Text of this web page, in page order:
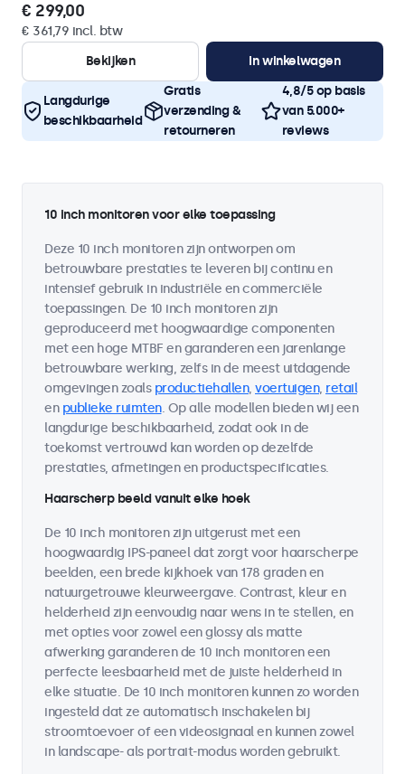
€ 299,00
€ 361,79 incl. btw
Bekijken
In winkelwagen
Langdurige
beschikbaarheid
Gratis
verzending &
retourneren
4,8/5 op basis
van 5.000+
reviews
10 inch monitoren voor elke toepassing
Deze 10 inch monitoren zijn ontworpen om
betrouwbare prestaties te leveren bij continu en
intensief gebruik in industriële en commerciële
toepassingen. De 10 inch monitoren zijn
geproduceerd met hoogwaardige componenten
met een hoge MTBF en garanderen een jarenlange
betrouwbare werking, zelfs in de meest uitdagende
omgevingen zoals productiehallen, voertuigen, retail
en publieke ruimten. Op alle modellen bieden wij een
langdurige beschikbaarheid, zodat ook in de
toekomst vertrouwd kan worden op dezelfde
prestaties, afmetingen en productspecificaties.
Haarscherp beeld vanuit elke hoek
De 10 inch monitoren zijn uitgerust met een
hoogwaardig IPS-paneel dat zorgt voor haarscherpe
beelden, een brede kijkhoek van 178 graden en
natuurgetrouwe kleurweergave. Contrast, kleur en
helderheid zijn eenvoudig naar wens in te stellen, en
met opties voor zowel een glossy als matte
afwerking garanderen de 10 inch monitoren een
perfecte leesbaarheid met de juiste helderheid in
elke situatie. De 10 inch monitoren kunnen zo worden
ingesteld dat ze automatisch inschakelen bij
stroomtoevoer of een videosignaal en kunnen zowel
in landscape- als portrait-modus worden gebruikt.